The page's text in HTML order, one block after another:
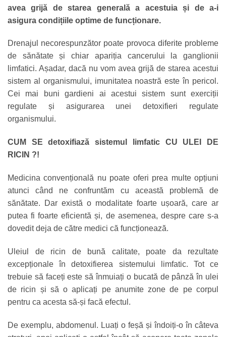
avea grijă de starea generală a acestuia și de a-i
asigura condițiile optime de funcționare.
Drenajul necorespunzător poate provoca diferite probleme
de sănătate și chiar apariția cancerului la ganglionii
limfatici. Așadar, dacă nu vom avea grijă de starea acestui
sistem al organismului, imunitatea noastră este în pericol.
Cei mai buni gardieni ai acestui sistem sunt exerciții
regulate și asigurarea unei detoxifieri regulate
organismului.
CUM SE detoxifiază sistemul limfatic CU ULEI DE
RICIN ?!
Medicina convențională nu poate oferi prea multe opțiuni
atunci când ne confruntăm cu această problemă de
sănătate. Dar există o modalitate foarte ușoară, care ar
putea fi foarte eficientă și, de asemenea, despre care s-a
dovedit deja de către medici că funcționează.
Uleiul de ricin de bună calitate, poate da rezultate
excepționale în detoxifierea sistemului limfatic. Tot ce
trebuie să faceți este să înmuiați o bucată de pânză în ulei
de ricin și să o aplicați pe anumite zone de pe corpul
pentru ca acesta să-și facă efectul.
De exemplu, abdomenul. Luați o feșă și îndoiți-o în câteva